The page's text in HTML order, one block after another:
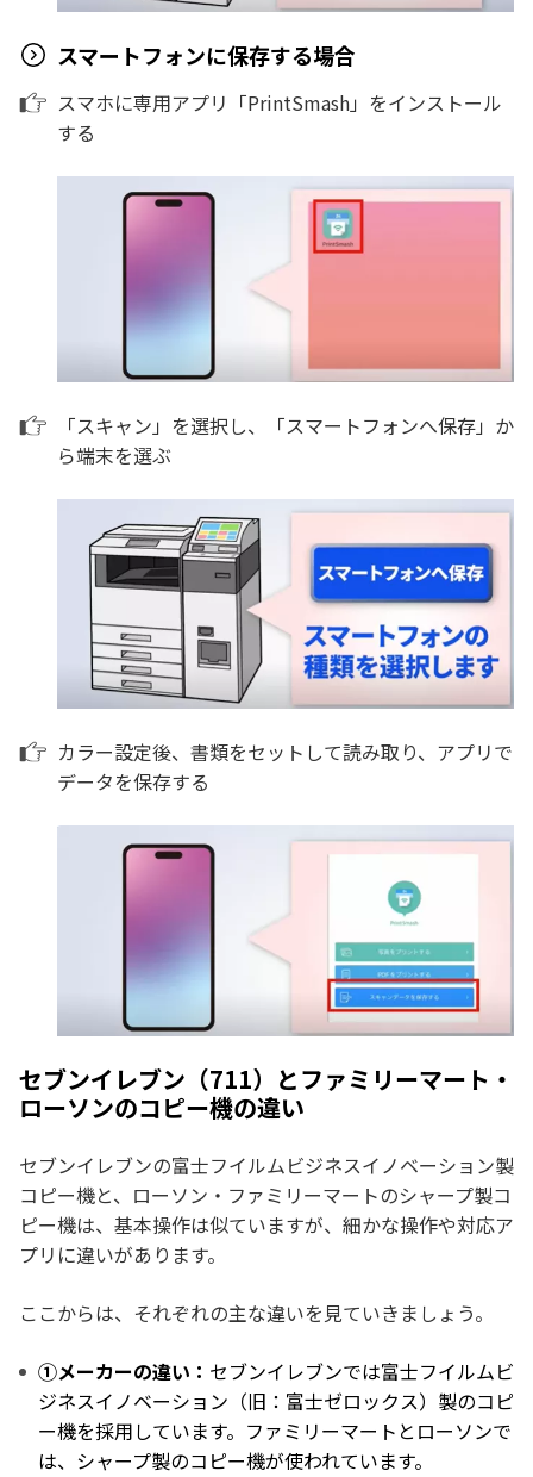
スマートフォンに保存する場合
スマホに専用アプリ「PrintSmash」をインストール
する
「スキャン」を選択し、「スマートフォンへ保存」か
ら端末を選ぶ
カラー設定後、書類をセットして読み取り、アプリで
データを保存する
セブンイレブン（711）とファミリーマート・
ローソンのコピー機の違い
セブンイレブンの富士フイルムビジネスイノベーション製
コピー機と、ローソン・ファミリーマートのシャープ製コ
ピー機は、基本操作は似ていますが、細かな操作や対応ア
プリに違いがあります。
ここからは、それぞれの主な違いを見ていきましょう。
①メーカーの違い： セブンイレブンでは富士フイルムビ
ジネスイノベーション（旧：富士ゼロックス）製のコピ
ー機を採用しています。ファミリーマートとローソンで
は、シャープ製のコピー機が使われています。